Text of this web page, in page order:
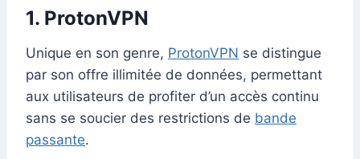
1. ProtonVPN
Unique en son genre, ProtonVPN se distingue
par son offre illimitée de données, permettant
aux utilisateurs de profiter d’un accès continu
sans se soucier des restrictions de bande
passante.